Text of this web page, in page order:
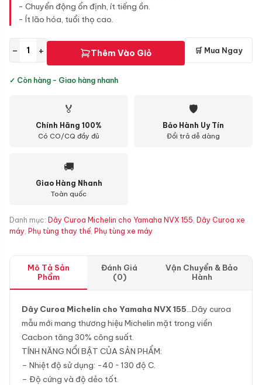
- Chuyển động ổn định, ít tiếng ồn.
- Ít lão hóa, tuổi thọ cao.
− + Thêm Vào Giỏ 🛒 Mua Ngay
✓ Còn hàng - Giao hàng nhanh
🏅
Chính Hãng 100%
Có CO/CQ đầy đủ
🛡
Bảo Hành Uy Tín
Đổi trả dễ dàng
🚚
Giao Hàng Nhanh
Toàn quốc
Danh mục: Dây Curoa Michelin cho Yamaha NVX 155, Dây Curoa xe
máy, Phụ tùng thay thế, Phụ tùng xe máy
Mô Tả Sản
Phẩm
Đánh Giá
(0)
Vận Chuyển & Bảo
Hành
Dây Curoa Michelin cho Yamaha NVX 155…Dây curoa
mẫu mới mang thương hiệu Michelin mặt trong viền
Cacbon tăng 30% công suất.
TÍNH NĂNG NỔI BẬT CỦA SẢN PHẨM:
– Nhiệt độ sử dụng: -40 ~ 130 độ C.
– Độ cứng và độ dẻo tốt.